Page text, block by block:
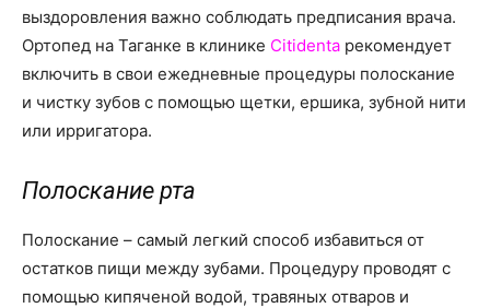
выздоровления важно соблюдать предписания врача.
Ортопед на Таганке в клинике Citidenta рекомендует
включить в свои ежедневные процедуры полоскание
и чистку зубов с помощью щетки, ершика, зубной нити
или ирригатора.
Полоскание рта
Полоскание – самый легкий способ избавиться от
остатков пищи между зубами. Процедуру проводят с
помощью кипяченой водой, травяных отваров и